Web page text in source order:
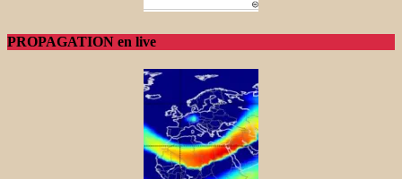
PROPAGATION en live